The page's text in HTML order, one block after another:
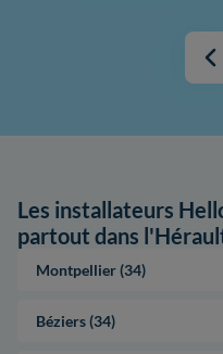
Les installateurs
partout dans
Montpellier (34)
Béziers (34)